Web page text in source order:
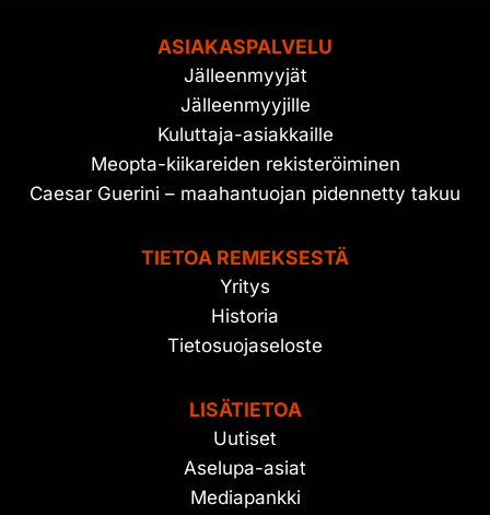
ASIAKASPALVELU
Jälleenmyyjät
Jälleenmyyjille
Kuluttaja-asiakkaille
Meopta-kiikareiden rekisteröiminen
Caesar Guerini – maahantuojan pidennetty takuu
TIETOA REMEKSESTÄ
Yritys
Historia
Tietosuojaseloste
LISÄTIETOA
Uutiset
Aselupa-asiat
Mediapankki